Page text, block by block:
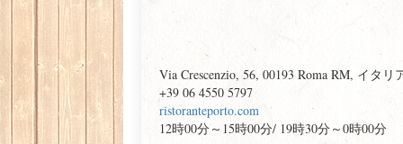
Via Crescenzio, 56, 00193 Roma RM, イタリ
+39 06 4550 5797
ristoranteporto.com
12時00分～15時00分/ 19時30分～0時00分